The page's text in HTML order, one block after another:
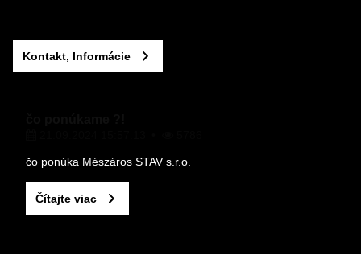
Kontakt, Informácie
čo ponúka Mészáros STAV s.r.o.
Čítajte viac